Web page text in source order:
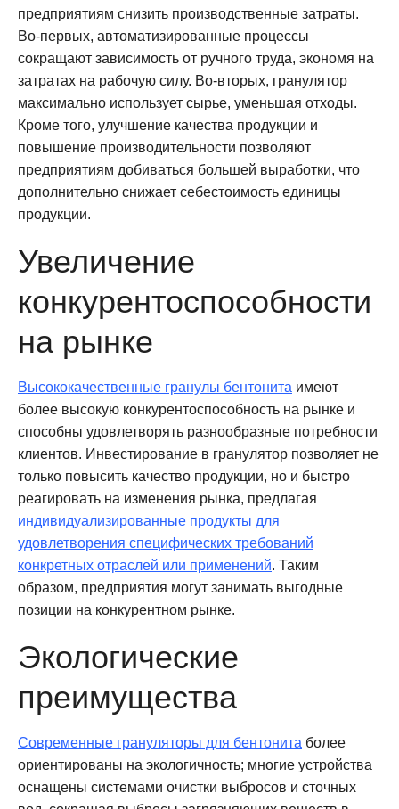
предприятиям снизить производственные затраты.
Во-первых, автоматизированные процессы
сокращают зависимость от ручного труда, экономя на
затратах на рабочую силу. Во-вторых, гранулятор
максимально использует сырье, уменьшая отходы.
Кроме того, улучшение качества продукции и
повышение производительности позволяют
предприятиям добиваться большей выработки, что
дополнительно снижает себестоимость единицы
продукции.
Увеличение
конкурентоспособности
на рынке
Высококачественные гранулы бентонита имеют
более высокую конкурентоспособность на рынке и
способны удовлетворять разнообразные потребности
клиентов. Инвестирование в гранулятор позволяет не
только повысить качество продукции, но и быстро
реагировать на изменения рынка, предлагая
индивидуализированные продукты для
удовлетворения специфических требований
конкретных отраслей или применений. Таким
образом, предприятия могут занимать выгодные
позиции на конкурентном рынке.
Экологические
преимущества
Современные грануляторы для бентонита более
ориентированы на экологичность; многие устройства
оснащены системами очистки выбросов и сточных